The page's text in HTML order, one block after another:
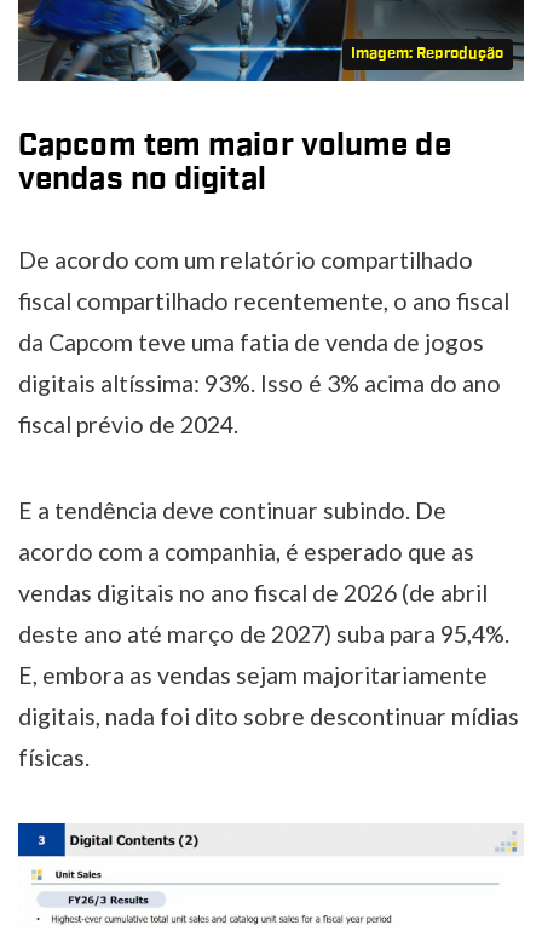
Imagem: Reprodução
Capcom tem maior volume de
vendas no digital
De acordo com um relatório compartilhado
fiscal compartilhado recentemente, o ano fiscal
da Capcom teve uma fatia de venda de jogos
digitais altíssima: 93%. Isso é 3% acima do ano
fiscal prévio de 2024.
E a tendência deve continuar subindo. De
acordo com a companhia, é esperado que as
vendas digitais no ano fiscal de 2026 (de abril
deste ano até março de 2027) suba para 95,4%.
E, embora as vendas sejam majoritariamente
digitais, nada foi dito sobre descontinuar mídias
físicas.